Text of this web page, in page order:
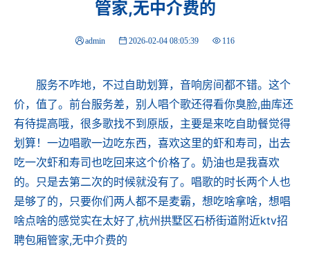
管家,无中介费的
admin 2026-02-04 08:05:39 116
服务不咋地，不过自助划算，音响房间都不错。这个
价，值了。前台服务差，别人唱个歌还得看你臭脸,曲库还
有待提高哦，很多歌找不到原版，主要是来吃自助餐觉得
划算！一边唱歌一边吃东西，喜欢这里的虾和寿司，出去
吃一次虾和寿司也吃回来这个价格了。奶油也是我喜欢
的。只是去第二次的时候就没有了。唱歌的时长两个人也
是够了的，只要你们两人都不是麦霸，想吃啥拿啥，想唱
啥点啥的感觉实在太好了,杭州拱墅区石桥街道附近ktv招
聘包厢管家,无中介费的